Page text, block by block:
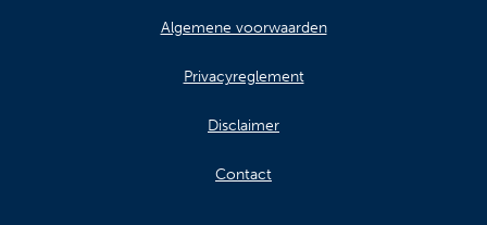
Algemene voorwaarden
Privacyreglement
Disclaimer
Contact